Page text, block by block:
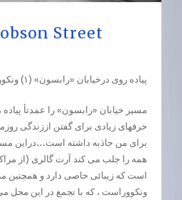
Street
پیاده روی درخیابان «رابسون» (١) ونکوور
حرفهای زیادی برای گفتن اززندگی
برای من جاذبه داشته است…دراین
همه را جلب می کند آرت گالری‌ (از
است که زیبائی خاصی دارد و همچنین
ونکووراست ، که با تجمع در این محل